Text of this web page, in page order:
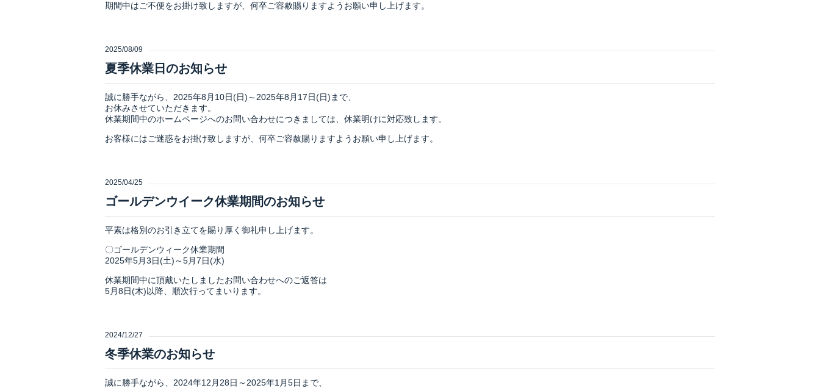
期間中はご不便をお掛け致しますが、何卒ご容赦賜りますようお願い申し上げます。
夏季休業日のお知らせ
2025/08/09
誠に勝手ながら、2025年8月10日(日)～2025年8月17日(日)まで、
お休みさせていただきます。
休業期間中のホームページへのお問い合わせにつきましては、休業明けに対応致します。
お客様にはご迷惑をお掛け致しますが、何卒ご容赦賜りますようお願い申し上げます。
ゴールデンウイーク休業期間のお知らせ
2025/04/25
平素は格別のお引き立てを賜り厚く御礼申し上げます。
〇ゴールデンウィーク休業期間
2025年5月3日(土)～5月7日(水)
休業期間中に頂戴いたしましたお問い合わせへのご返答は
5月8日(木)以降、順次行ってまいります。
冬季休業のお知らせ
2024/12/27
誠に勝手ながら、2024年12月28日～2025年1月5日まで、